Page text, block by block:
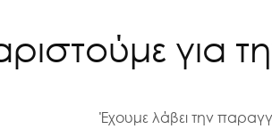
για
Έχουμε λάβει την